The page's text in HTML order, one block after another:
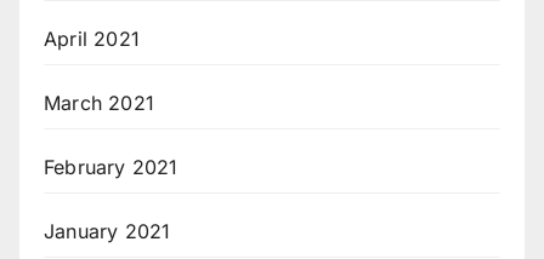
April 2021
March 2021
February 2021
January 2021